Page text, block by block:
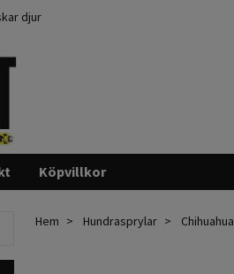
djur
Köpvillkor
Hem Hundrasprylar Chihuahua